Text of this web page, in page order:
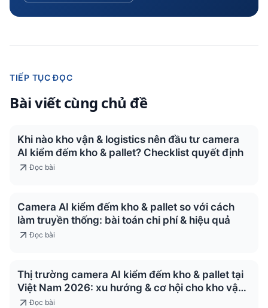
TIẾP TỤC ĐỌC
Bài viết cùng chủ đề
Khi nào kho vận & logistics nên đầu tư camera
AI kiểm đếm kho & pallet? Checklist quyết định
Đọc bài
Camera AI kiểm đếm kho & pallet so với cách
làm truyền thống: bài toán chi phí & hiệu quả
Đọc bài
Thị trường camera AI kiểm đếm kho & pallet tại
Việt Nam 2026: xu hướng & cơ hội cho kho vận
& logistics
Đọc bài